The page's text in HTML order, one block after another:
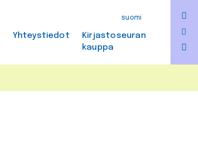
suomi
Yhteystiedot
Kirjastoseuran
kauppa